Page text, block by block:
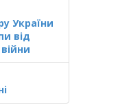
України
від